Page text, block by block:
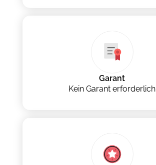
Garant
Kein Garant erforderlich